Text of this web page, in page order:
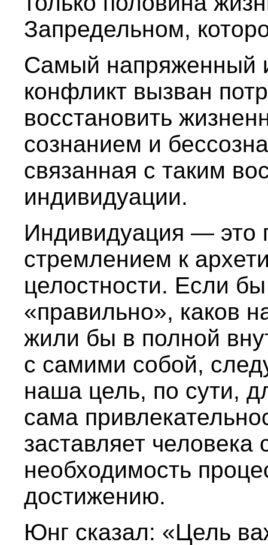
Запредельном,
Самый напряженный
конфликт вызван
восстановить
сознанием и
связанная с таким
индивидуации.
Индивидуация — это
стремлением к
целостности. Если
«правильно», каков
жили бы в полной
с самими собой,
наша цель, по сути,
сама
заставляет человека
необходимость
достижению.
Юнг сказал: «Цель